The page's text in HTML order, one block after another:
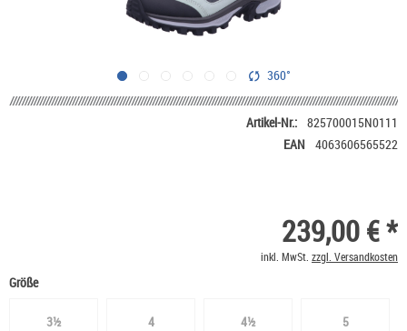
360°
Artikel-Nr.: 825700015N0111
EAN
4063606565522
239,00 € *
inkl. MwSt. zzgl. Versandkosten
Größe
3½ 4 4½ 5